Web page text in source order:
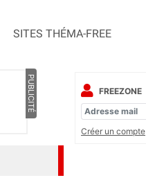
SITES THÉMA-FREE
PUBLICITÉ
FREEZONE
Créer un compte